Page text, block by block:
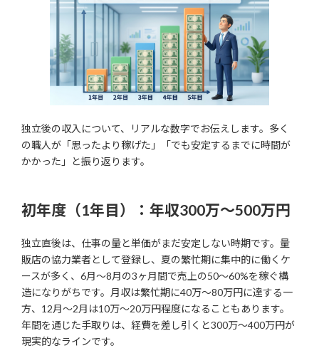
独立後の収入について、リアルな数字でお伝えします。多く
の職人が「思ったより稼げた」「でも安定するまでに時間が
かかった」と振り返ります。
初年度（1年目）：年収300万〜500万円
独立直後は、仕事の量と単価がまだ安定しない時期です。量
販店の協力業者として登録し、夏の繁忙期に集中的に働くケ
ースが多く、6月〜8月の3ヶ月間で売上の50〜60%を稼ぐ構
造になりがちです。月収は繁忙期に40万〜80万円に達する一
方、12月〜2月は10万〜20万円程度になることもあります。
年間を通じた手取りは、経費を差し引くと300万〜400万円が
現実的なラインです。